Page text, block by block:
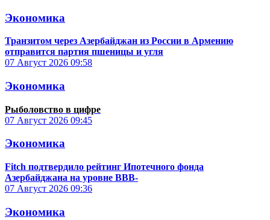
Экономика
Транзитом через Азербайджан из России в Армению
отправится партия пшеницы и угля
07 Август 2026 09:58
Экономика
Рыболовство в цифре
07 Август 2026 09:45
Экономика
Fitch подтвердило рейтинг Ипотечного фонда
Азербайджана на уровне BBB-
07 Август 2026 09:36
Экономика